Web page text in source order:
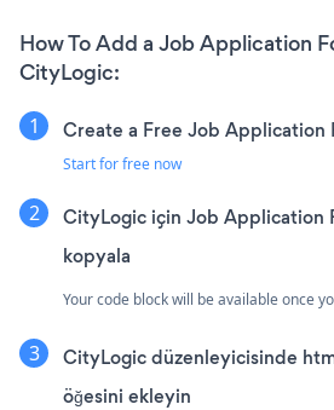
How To Add a Job Application
CityLogic:
Create a Free Job Application
Start for free now
CityLogic için Job Application
kopyala
Your code block will be available once
CityLogic düzenleyicisinde
öğesini ekleyin